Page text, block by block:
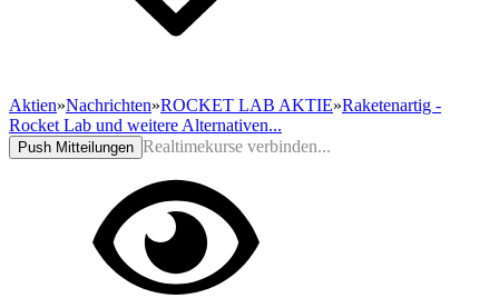
Aktien»Nachrichten»ROCKET LAB AKTIE»Raketenartig -
Rocket Lab und weitere Alternativen...
Push Mitteilungen Realtimekurse verbinden...